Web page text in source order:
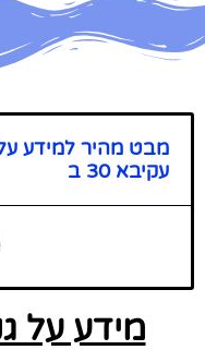
מבט מהיר למידע
עקיבא 30 ב
מידע על